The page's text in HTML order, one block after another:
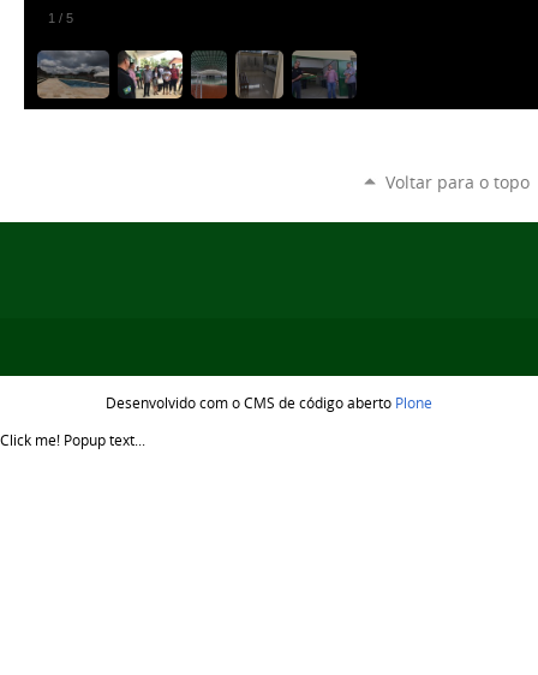
1 / 5
Voltar para o topo
Desenvolvido com o CMS de código aberto Plone
Click me! Popup text...